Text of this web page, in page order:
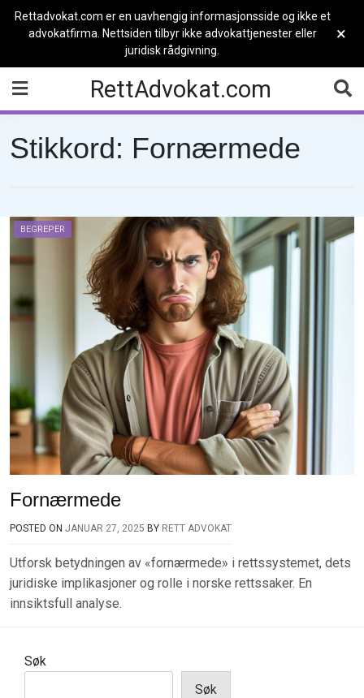
Rettadvokat.com er en uavhengig informasjonsside og ikke et
advokatfirma. Nettsiden tilbyr ikke advokattjenester eller
juridisk rådgivning.
×
content
RettAdvokat.com
Stikkord: Fornærmede
BEGREPER
Fornærmede
POSTED ON JANUAR 27, 2025 BY RETT ADVOKAT
Utforsk betydningen av «fornærmede» i rettssystemet, dets
juridiske implikasjoner og rolle i norske rettssaker. En
innsiktsfull analyse.
Søk
Søk